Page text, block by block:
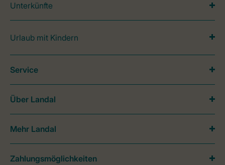
Unterkünfte
Urlaub mit Kindern
Service
Über Landal
Mehr Landal
Zahlungsmöglichkeiten